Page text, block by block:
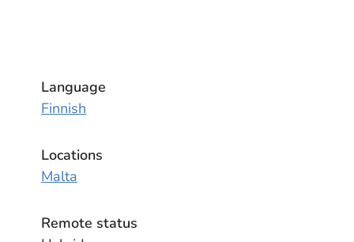
Language
Finnish
Locations
Malta
Remote status